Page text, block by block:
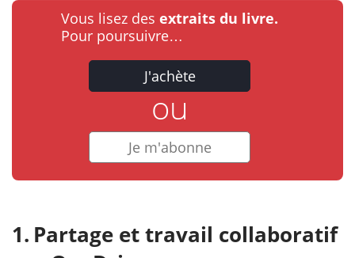
Vous lisez des extraits du livre.
Pour poursuivre…
J'achète
ou
Je m'abonne
Partage et travail collaboratif